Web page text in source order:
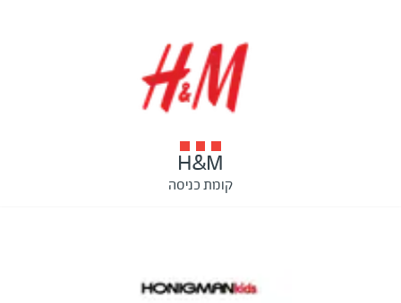
H&M
קומת כניסה